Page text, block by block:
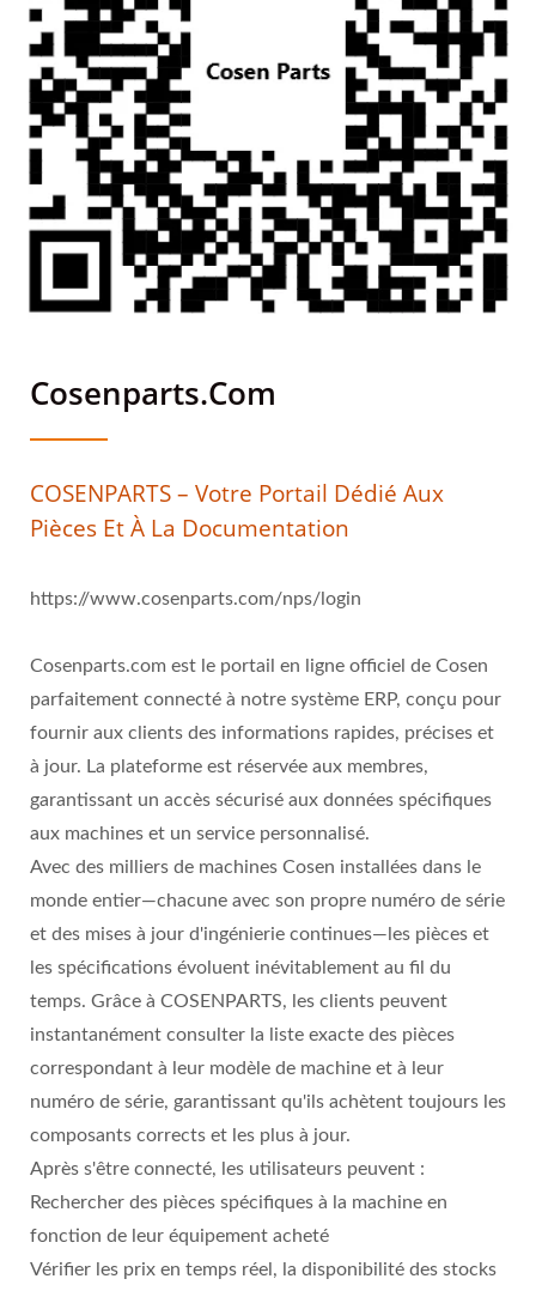
Cosenparts.com
COSENPARTS – Votre Portail Dédié Aux
Pièces Et À La Documentation
https://www.cosenparts.com/nps/login
Cosenparts.com est le portail en ligne officiel de Cosen
parfaitement connecté à notre système ERP, conçu pour
fournir aux clients des informations rapides, précises et
à jour. La plateforme est réservée aux membres,
garantissant un accès sécurisé aux données spécifiques
aux machines et un service personnalisé.
Avec des milliers de machines Cosen installées dans le
monde entier—chacune avec son propre numéro de série
et des mises à jour d'ingénierie continues—les pièces et
les spécifications évoluent inévitablement au fil du
temps. Grâce à COSENPARTS, les clients peuvent
instantanément consulter la liste exacte des pièces
correspondant à leur modèle de machine et à leur
numéro de série, garantissant qu'ils achètent toujours les
composants corrects et les plus à jour.
Après s'être connecté, les utilisateurs peuvent :
Rechercher des pièces spécifiques à la machine en
fonction de leur équipement acheté
Vérifier les prix en temps réel, la disponibilité des stocks